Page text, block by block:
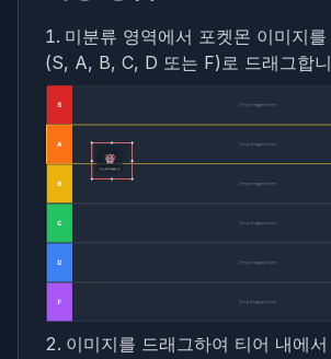
미분류 영역에서 포켓몬 이미지
(S, A, B, C, D 또는 F)로 드래그합
이미지를 드래그하여 티어 내에